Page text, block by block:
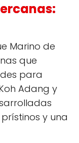
:
Marino de
que
para
Adang y
y una